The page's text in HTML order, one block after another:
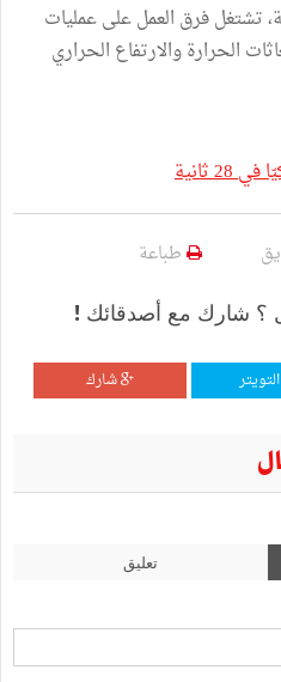
تشتغل فرق العمل على عمليات
الحرارة والارتفاع الحراري
ثانية
طباعة
؟ شارك مع أصدقائك !
التويتر شارك
تعليق